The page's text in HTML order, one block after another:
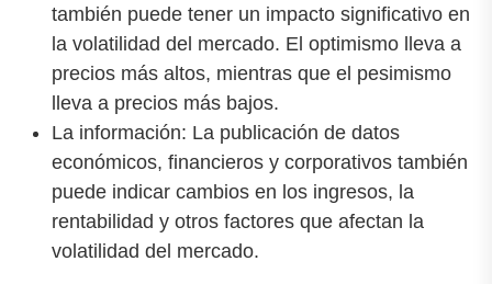
también puede tener un impacto significativo en
la volatilidad del mercado. El optimismo lleva a
precios más altos, mientras que el pesimismo
lleva a precios más bajos.
La información: La publicación de datos
económicos, financieros y corporativos también
puede indicar cambios en los ingresos, la
rentabilidad y otros factores que afectan la
volatilidad del mercado.